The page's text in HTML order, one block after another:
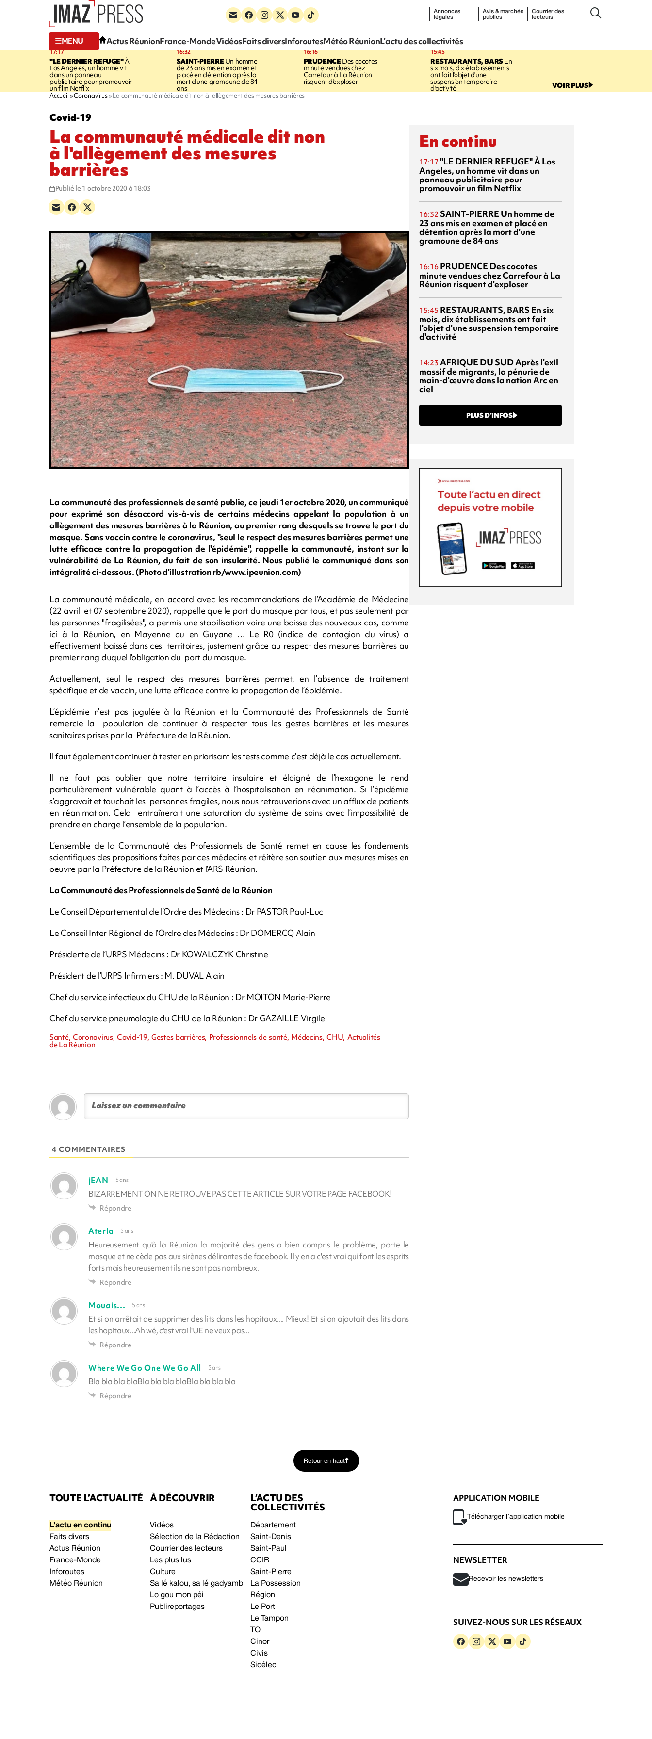
Annonces
légales
Avis & marchés
publics
Courrier des
lecteurs
MENU Actus RéunionFrance-MondeVidéosFaits diversInforoutesMétéo RéunionL’actu des collectivités
17:17
"LE DERNIER REFUGE"À
Los Angeles, un homme vit
dans un panneau
publicitaire pour promouvoir
un film Netflix
16:32
SAINT-PIERREUn homme
de 23 ans mis en examen et
placé en détention après la
mort d'une gramoune de 84
ans
16:16
PRUDENCEDes cocotes
minute vendues chez
Carrefour à La Réunion
risquent d'exploser
15:45
RESTAURANTS, BARSEn
six mois, dix établissements
ont fait l'objet d'une
suspension temporaire
d'activité VOIR PLUS
Accueil Coronavirus La communauté médicale dit non à l'allègement des mesures barrières
Covid-19
La communauté médicale dit non
à l'allègement des mesures
barrières
Publié le 1 octobre 2020 à 18:03
La communauté des professionnels de santé publie, ce jeudi 1er octobre 2020, un communiqué
pour exprimé son désaccord vis-à-vis de certains médecins appelant la population à un
allègement des mesures barrières à la Réunion, au premier rang desquels se trouve le port du
masque. Sans vaccin contre le coronavirus, "seul le respect des mesures barrières permet une
lutte efficace contre la propagation de l'épidémie", rappelle la communauté, instant sur la
vulnérabilité de La Réunion, du fait de son insularité. Nous publié le communiqué dans son
intégralité ci-dessous. (Photo d'illustration rb/www.ipeunion.com)
La communauté médicale, en accord avec les recommandations de l’Académie de Médecine
(22 avril et 07 septembre 2020), rappelle que le port du masque par tous, et pas seulement par
les personnes "fragilisées", a permis une stabilisation voire une baisse des nouveaux cas, comme
ici à la Réunion, en Mayenne ou en Guyane … Le R0 (indice de contagion du virus) a
effectivement baissé dans ces territoires, justement grâce au respect des mesures barrières au
premier rang duquel l’obligation du port du masque.
Actuellement, seul le respect des mesures barrières permet, en l’absence de traitement
spécifique et de vaccin, une lutte efficace contre la propagation de l’épidémie.
L’épidémie n’est pas jugulée à la Réunion et la Communauté des Professionnels de Santé
remercie la population de continuer à respecter tous les gestes barrières et les mesures
sanitaires prises par la Préfecture de la Réunion.
Il faut également continuer à tester en priorisant les tests comme c’est déjà le cas actuellement.
Il ne faut pas oublier que notre territoire insulaire et éloigné de l’hexagone le rend
particulièrement vulnérable quant à l’accès à l’hospitalisation en réanimation. Si l’épidémie
s’aggravait et touchait les personnes fragiles, nous nous retrouverions avec un afflux de patients
en réanimation. Cela entraînerait une saturation du système de soins avec l’impossibilité de
prendre en charge l’ensemble de la population.
L’ensemble de la Communauté des Professionnels de Santé remet en cause les fondements
scientifiques des propositions faites par ces médecins et réitère son soutien aux mesures mises en
oeuvre par la Préfecture de la Réunion et l’ARS Réunion.
La Communauté des Professionnels de Santé de la Réunion
Le Conseil Départemental de l’Ordre des Médecins : Dr PASTOR Paul-Luc
Le Conseil Inter Régional de l’Ordre des Médecins : Dr DOMERCQ Alain
Présidente de l’URPS Médecins : Dr KOWALCZYK Christine
Président de l’URPS Infirmiers : M. DUVAL Alain
Chef du service infectieux du CHU de la Réunion : Dr MOITON Marie-Pierre
Chef du service pneumologie du CHU de la Réunion : Dr GAZAILLE Virgile
Santé, Coronavirus, Covid-19, Gestes barrières, Professionnels de santé, Médecins, CHU, Actualités
de La Réunion
4 COMMENTAIRES
jEAN 5 ans
BIZARREMENT ON NE RETROUVE PAS CETTE ARTICLE SUR VOTRE PAGE FACEBOOK!
Répondre
Aterla 5 ans
Heureusement qu'à la Réunion la majorité des gens a bien compris le problème, porte le
masque et ne cède pas aux sirènes délirantes de facebook. Il y en a c'est vrai qui font les esprits
forts mais heureusement ils ne sont pas nombreux.
Répondre
Mouais... 5 ans
Et si on arrêtait de supprimer des lits dans les hopitaux.... Mieux! Et si on ajoutait des lits dans
les hopitaux...Ah wé, c'est vrai l'UE ne veux pas...
Répondre
Where We Go One We Go All 5 ans
Bla bla bla blaBla bla bla blaBla bla bla bla
Répondre
En continu
17:17 "LE DERNIER REFUGE"À Los
Angeles, un homme vit dans un
panneau publicitaire pour
promouvoir un film Netflix
16:32 SAINT-PIERRE Un homme de
23 ans mis en examen et placé en
détention après la mort d'une
gramoune de 84 ans
16:16 PRUDENCE Des cocotes
minute vendues chez Carrefour à La
Réunion risquent d'exploser
15:45 RESTAURANTS, BARS En six
mois, dix établissements ont fait
l'objet d'une suspension temporaire
d'activité
14:23 AFRIQUE DU SUDAprès l'exil
massif de migrants, la pénurie de
main-d'œuvre dans la nation Arc en
ciel
PLUS D’INFOS
Retour en haut
TOUTE L’ACTUALITÉ
L’actu en continu
Faits divers
Actus Réunion
France-Monde
Inforoutes
Météo Réunion
À DÉCOUVRIR
Vidéos
Sélection de la Rédaction
Courrier des lecteurs
Les plus lus
Culture
Sa lé kalou, sa lé gadyamb
Lo gou mon péi
Publireportages
L’ACTU DES
COLLECTIVITÉS
Département
Saint-Denis
Saint-Paul
CCIR
Saint-Pierre
La Possession
Région
Le Port
Le Tampon
TO
Cinor
Civis
Sidélec
APPLICATION MOBILE
Télécharger l’application mobile
NEWSLETTER
Recevoir les newsletters
SUIVEZ-NOUS SUR LES RÉSEAUX